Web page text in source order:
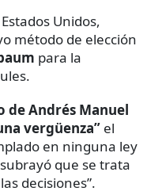
Unidos,
método de elección
para la
de Andrés Manuel
vergüenza” el
en ninguna ley
que se trata
decisiones”.